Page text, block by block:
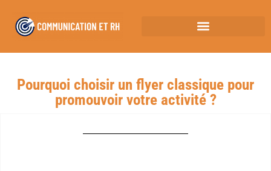
Pourquoi choisir un flyer classique pour
promouvoir votre activité ?